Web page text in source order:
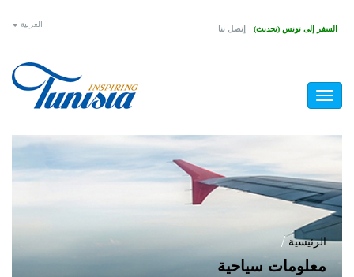
إلى تونس (تحديث) إتصل بنا
Toggle
navigation
الرئيسية /
معلومات سياحية